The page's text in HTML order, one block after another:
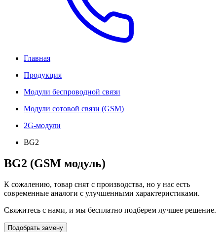
Главная
Продукция
Модули беспроводной связи
Модули сотовой связи (GSM)
2G-модули
BG2
BG2 (GSM модуль)
К сожалению, товар снят с производства, но у нас есть
современные аналоги с улучшенными характеристиками.
Свяжитесь с нами, и мы бесплатно подберем лучшее решение.
Подобрать замену